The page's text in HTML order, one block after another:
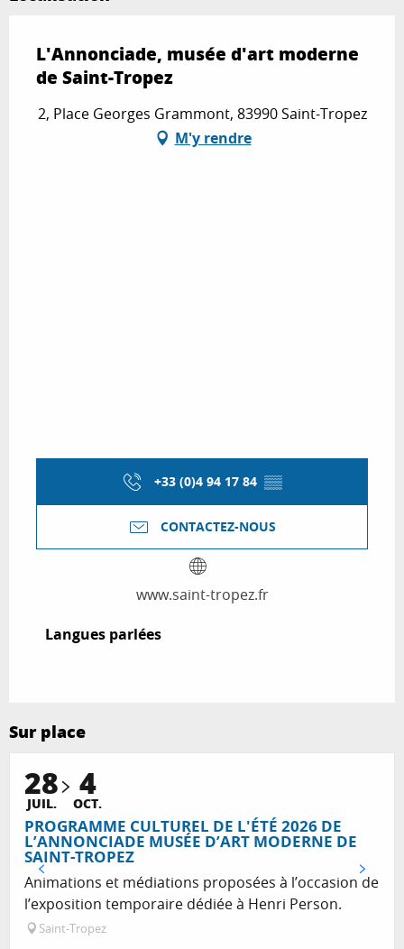
L'Annonciade, musée d'art moderne
de Saint-Tropez
2, Place Georges Grammont, 83990 Saint-Tropez
M'y rendre
+33 (0)4 94 17 84 ▒▒
CONTACTEZ-NOUS
www.saint-tropez.fr
Langues parlées
Langues parlées
Sur place
28
JUIL. 4
OCT.
PROGRAMME CULTUREL DE L'ÉTÉ 2026 DE
L’ANNONCIADE MUSÉE D’ART MODERNE DE
SAINT-TROPEZ
Animations et médiations proposées à l’occasion de
l’exposition temporaire dédiée à Henri Person.
Saint-Tropez